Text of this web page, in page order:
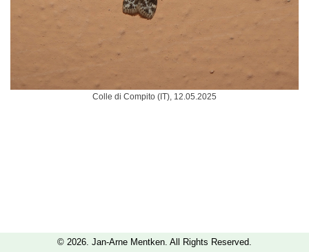
Colle di Compito (IT), 12.05.2025
© 2026. Jan-Arne Mentken. All Rights Reserved.